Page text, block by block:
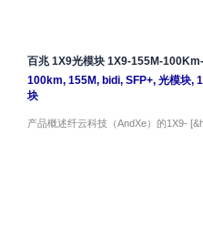
百兆 1X9光模块 1X9-155M-
100km, 155M, bidi, SFP+, 光模块,
块
产品概述纤云科技（AndXe）的1X9-